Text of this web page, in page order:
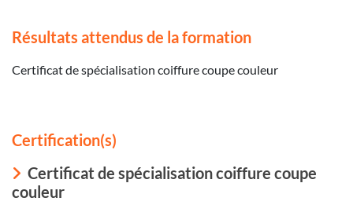
Résultats attendus de la formation
Certificat de spécialisation coiffure coupe couleur
Certification(s)
Certificat de spécialisation coiffure coupe
couleur